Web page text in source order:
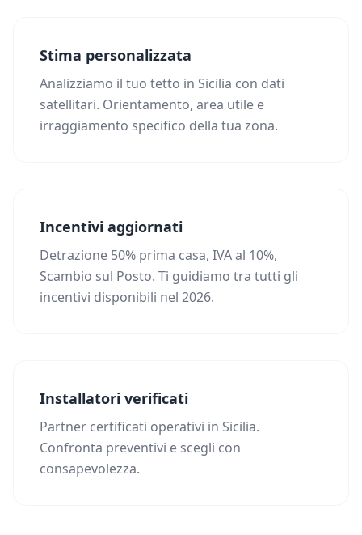
Stima personalizzata
Analizziamo il tuo tetto in Sicilia con dati
satellitari. Orientamento, area utile e
irraggiamento specifico della tua zona.
Incentivi aggiornati
Detrazione 50% prima casa, IVA al 10%,
Scambio sul Posto. Ti guidiamo tra tutti gli
incentivi disponibili nel 2026.
Installatori verificati
Partner certificati operativi in Sicilia.
Confronta preventivi e scegli con
consapevolezza.